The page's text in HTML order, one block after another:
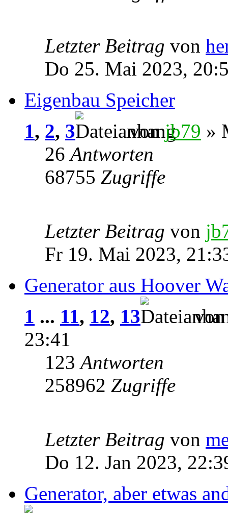
Letzter Beitrag von
Do 25. Mai 2023,
Eigenbau Speicher
1, 2, 3 vonjb79 »
26Antworten
68755 Zugriffe
Letzter Beitrag von
Fr 19. Mai 2023,
Generator aus Hoover
1 ... 11, 12, 13
23:41
123Antworten
258962 Zugriffe
Letzter Beitrag von
Do 12. Jan 2023,
Generator, aber etwas